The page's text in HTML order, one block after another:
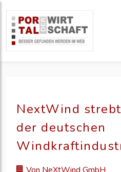
NextWind
der deutschen